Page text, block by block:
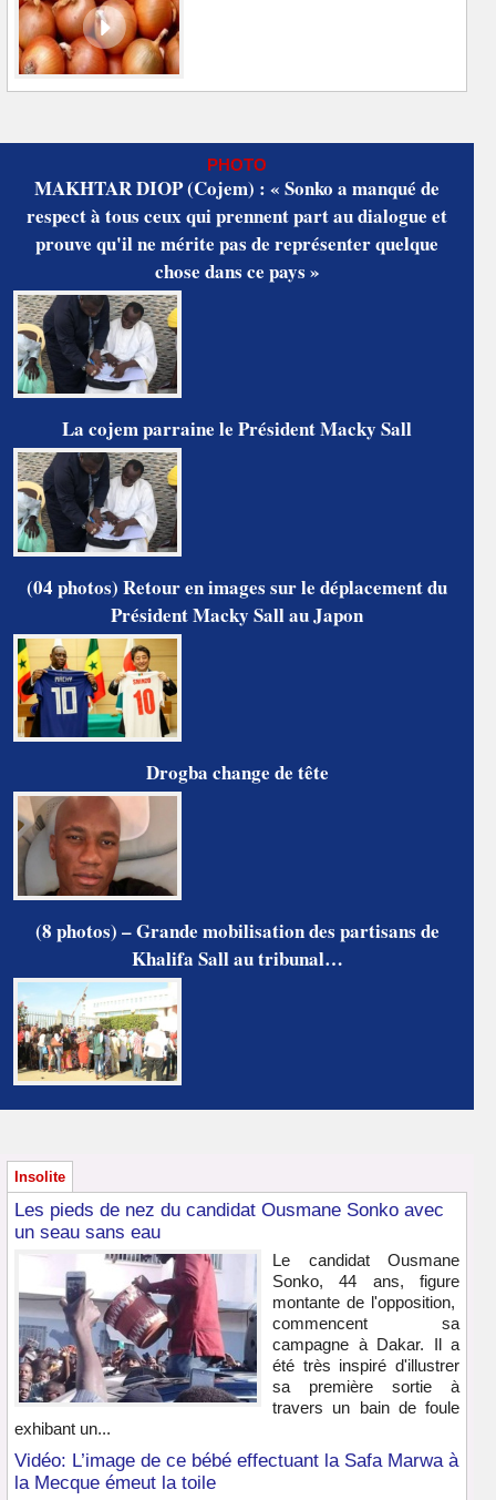
PHOTO
MAKHTAR DIOP (Cojem) : « Sonko a manqué de
respect à tous ceux qui prennent part au dialogue et
prouve qu'il ne mérite pas de représenter quelque
chose dans ce pays »
La cojem parraine le Président Macky Sall
(04 photos) Retour en images sur le déplacement du
Président Macky Sall au Japon
Drogba change de tête
(8 photos) – Grande mobilisation des partisans de
Khalifa Sall au tribunal…
Insolite
Les pieds de nez du candidat Ousmane Sonko avec
un seau sans eau
Le candidat Ousmane
Sonko, 44 ans, figure
montante de l'opposition,
commencent sa
campagne à Dakar. Il a
été très inspiré d'illustrer
sa première sortie à
travers un bain de foule
exhibant un...
Vidéo: L’image de ce bébé effectuant la Safa Marwa à
la Mecque émeut la toile